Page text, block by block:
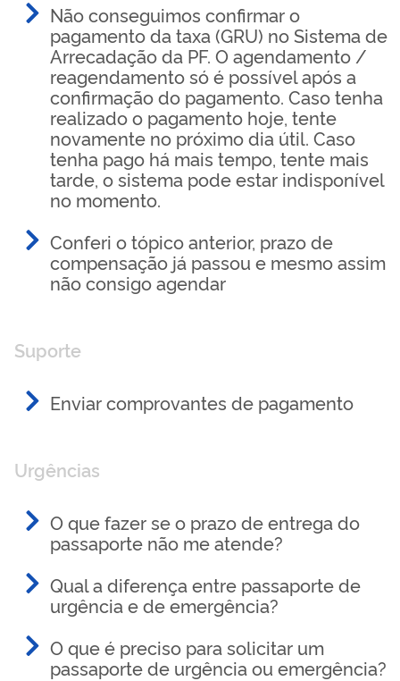
Não conseguimos confirmar o
pagamento da taxa (GRU) no Sistema de
Arrecadação da PF. O agendamento /
reagendamento só é possível após a
confirmação do pagamento. Caso tenha
realizado o pagamento hoje, tente
novamente no próximo dia útil. Caso
tenha pago há mais tempo, tente mais
tarde, o sistema pode estar indisponível
no momento.
Conferi o tópico anterior, prazo de
compensação já passou e mesmo assim
não consigo agendar
Suporte
Enviar comprovantes de pagamento
Urgências
O que fazer se o prazo de entrega do
passaporte não me atende?
Qual a diferença entre passaporte de
urgência e de emergência?
O que é preciso para solicitar um
passaporte de urgência ou emergência?